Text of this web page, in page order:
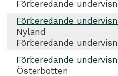
Förberedande
Förberedande
Nyland
Förberedande
Förberedande
Österbotten